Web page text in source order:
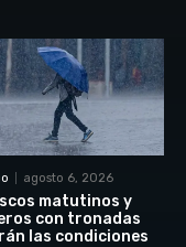
agosto 6, 2026
matutinos y
con tronadas
las condiciones